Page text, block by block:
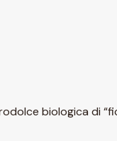
biologica di